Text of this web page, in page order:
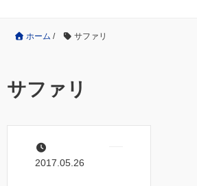
ホーム / サファリ
サファリ
2017.05.26